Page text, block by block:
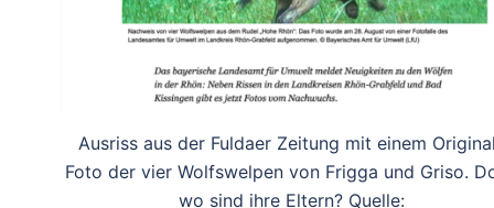
Ausriss aus der Fuldaer Zeitung mit einem
Foto der vier Wolfswelpen von Frigga und Griso.
wo sind ihre Eltern? Quelle: